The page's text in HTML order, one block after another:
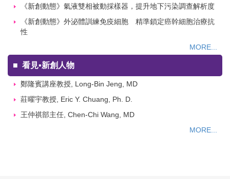
《新創動態》氣液雙相被動採樣器，提升地下污染調查解析度
《新創動態》外泌體訓練免疫細胞 精準鎖定癌幹細胞治療抗
性
MORE...
■ 看見▪新創人物
鄭隆賓講座教授, Long-Bin Jeng, MD
莊曜宇教授, Eric Y. Chuang, Ph. D.
王仲祺部主任, Chen-Chi Wang, MD
MORE...